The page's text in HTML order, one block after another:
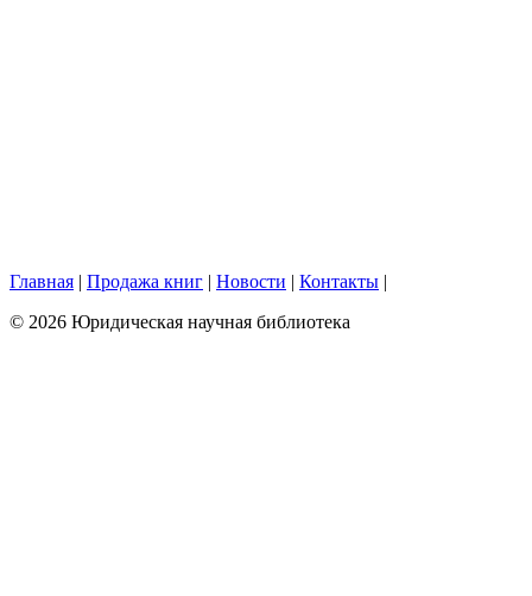
Главная | Продажа книг | Новости | Контакты |
© 2026 Юридическая научная библиотека